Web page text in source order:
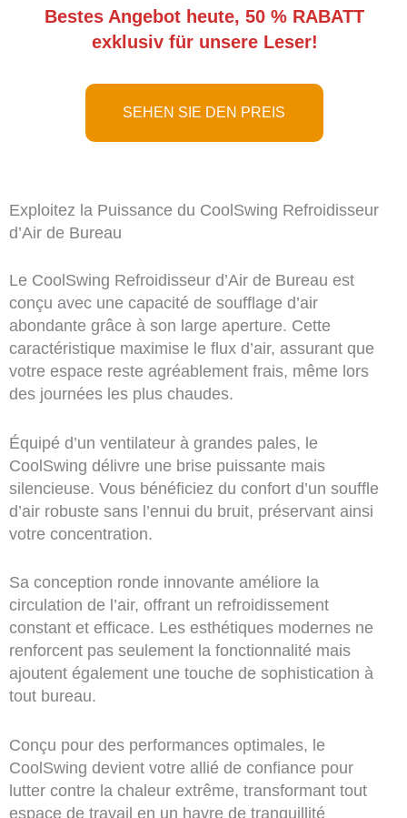
Bestes Angebot heute, 50 % RABATT
exklusiv für unsere Leser!
SEHEN SIE DEN PREIS
Exploitez la Puissance du CoolSwing Refroidisseur
d’Air de Bureau
Le CoolSwing Refroidisseur d’Air de Bureau est
conçu avec une capacité de soufflage d’air
abondante grâce à son large aperture. Cette
caractéristique maximise le flux d’air, assurant que
votre espace reste agréablement frais, même lors
des journées les plus chaudes.
Équipé d’un ventilateur à grandes pales, le
CoolSwing délivre une brise puissante mais
silencieuse. Vous bénéficiez du confort d’un souffle
d’air robuste sans l’ennui du bruit, préservant ainsi
votre concentration.
Sa conception ronde innovante améliore la
circulation de l’air, offrant un refroidissement
constant et efficace. Les esthétiques modernes ne
renforcent pas seulement la fonctionnalité mais
ajoutent également une touche de sophistication à
tout bureau.
Conçu pour des performances optimales, le
CoolSwing devient votre allié de confiance pour
lutter contre la chaleur extrême, transformant tout
espace de travail en un havre de tranquillité